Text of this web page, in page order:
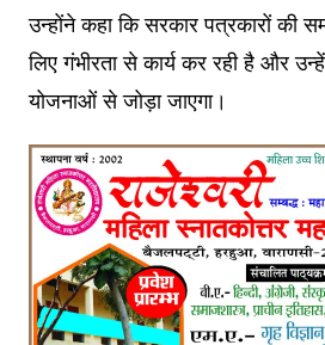
उन्होंने कहा कि सरकार पत्रकारों की
लिए गंभीरता से कार्य कर रही है और
योजनाओं से जोड़ा जाएगा।